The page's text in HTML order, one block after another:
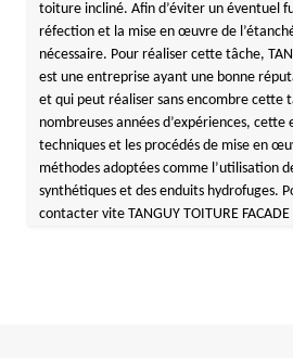
toiture incliné. Afin d’éviter un éventuel
réfection et la mise en œuvre de
nécessaire. Pour réaliser cette tâche,
est une entreprise ayant une bonne
et qui peut réaliser sans encombre cette
nombreuses années d’expériences,
techniques et les procédés de mise en
méthodes adoptées comme l’utilisation
synthétiques et des enduits hydrofuges.
contacter vite TANGUY TOITURE